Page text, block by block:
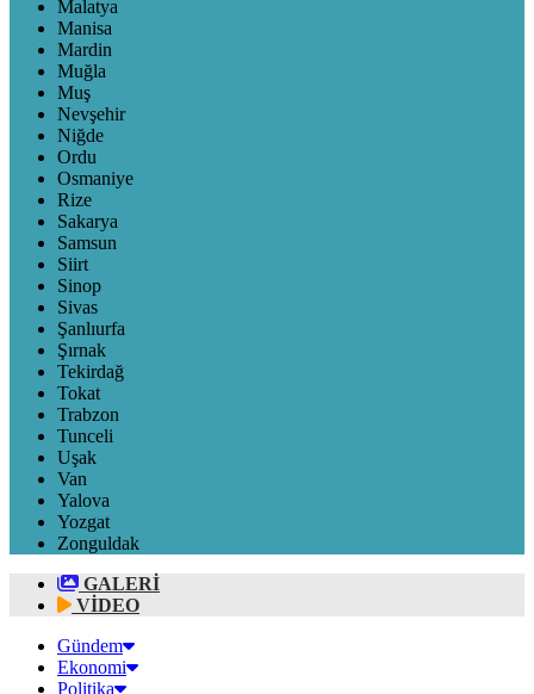
Malatya
Manisa
Mardin
Muğla
Muş
Nevşehir
Niğde
Ordu
Osmaniye
Rize
Sakarya
Samsun
Siirt
Sinop
Sivas
Şanlıurfa
Şırnak
Tekirdağ
Tokat
Trabzon
Tunceli
Uşak
Van
Yalova
Yozgat
Zonguldak
GALERİ
VİDEO
Gündem
Ekonomi
Politika